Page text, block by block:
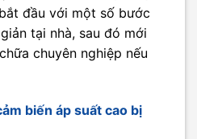
đầu với một số bước
tại nhà, sau đó mới
chuyên nghiệp nếu
biến áp suất cao bị